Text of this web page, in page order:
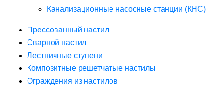
Канализационные насосные станции (КНС)
Прессованный настил
Сварной настил
Лестничные ступени
Композитные решетчатые настилы
Ограждения из настилов